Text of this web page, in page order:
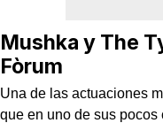
Mushka y The
Fòrum
Una de las actuaciones
que en uno de sus